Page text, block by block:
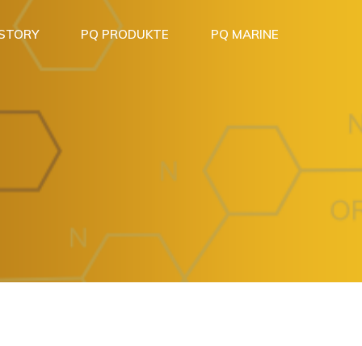
PQ PRODUKTE PQ MARINE